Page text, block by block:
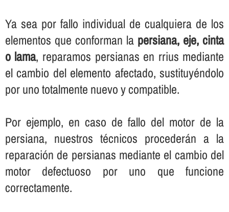
Ya sea por fallo individual de cualquiera de los
elementos que conforman la persiana, eje, cinta
o lama, reparamos persianas en rrius mediante
el cambio del elemento afectado, sustituyéndolo
por uno totalmente nuevo y compatible.
Por ejemplo, en caso de fallo del motor de la
persiana, nuestros técnicos procederán a la
reparación de persianas mediante el cambio del
motor defectuoso por uno que funcione
correctamente.